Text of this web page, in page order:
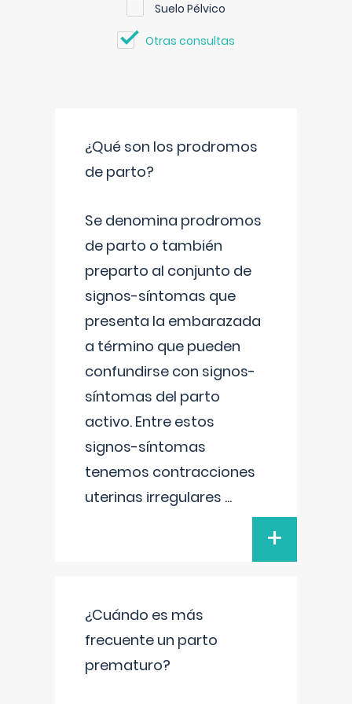
Suelo Pélvico
Otras consultas
¿Qué son los prodromos
de parto?
Se denomina prodromos
de parto o también
preparto al conjunto de
signos-síntomas que
presenta la embarazada
a término que pueden
confundirse con signos-
síntomas del parto
activo. Entre estos
signos-síntomas
tenemos contracciones
uterinas irregulares ...
+
¿Cuándo es más
frecuente un parto
prematuro?